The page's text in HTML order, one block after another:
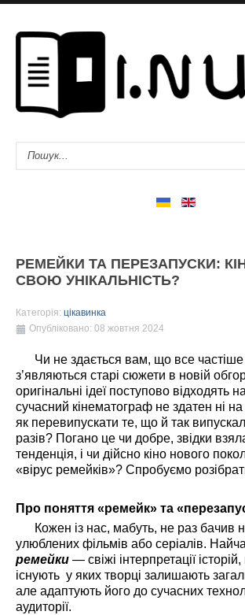
РЕМЕЙКИ ТА ПЕРЕЗАПУСКИ:
СВОЮ УНІКАЛЬНІСТЬ?
Категорія: цікавинка
Опубліковано: 08 жовтня 2024
Чи не здається вам, що все частіше
з’являються старі сюжети в новій
оригінальні ідеї поступово відходять
сучасний кінематограф не здатен ні
як перевипускати те, що й так
разів? Погано це чи добре, звідки
тенденція, і чи дійсно кіно нового
«вірус ремейків»? Спробуємо
Про поняття «ремейк» та
Кожен із нас, мабуть, не раз бачив
улюблених фільмів або серіалів.
ремейки — свіжі інтерпретації
існують у яких творці залишають
але адаптують його до сучасних
аудиторії.